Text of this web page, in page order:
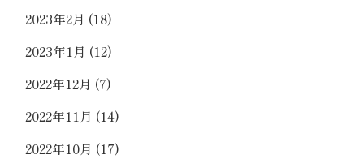
2023年2月 (18)
2023年1月 (12)
2022年12月 (7)
2022年11月 (14)
2022年10月 (17)